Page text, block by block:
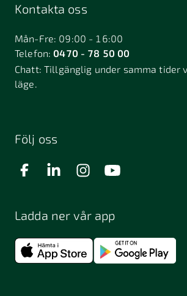
Kontakta oss
Mån-Fre: 09:00 - 16:00
Telefon:0470 - 78 50 00
Chatt:Tillgänglig under samma tider
läge.
Följ oss
Ladda ner vår app